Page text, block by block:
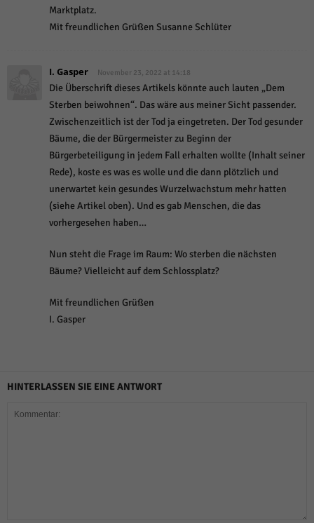
Marktplatz.
Mit freundlichen Grüßen Susanne Schlüter
I. Gasper November 23, 2022 at 14:18
Die Überschrift dieses Artikels könnte auch lauten „Dem
Sterben beiwohnen“. Das wäre aus meiner Sicht passender.
Zwischenzeitlich ist der Tod ja eingetreten. Der Tod gesunder
Bäume, die der Bürgermeister zu Beginn der
Bürgerbeteiligung in jedem Fall erhalten wollte (Inhalt seiner
Rede), koste es was es wolle und die dann plötzlich und
unerwartet kein gesundes Wurzelwachstum mehr hatten
(siehe Artikel oben). Und es gab Menschen, die das
vorhergesehen haben…
Nun steht die Frage im Raum: Wo sterben die nächsten
Bäume? Vielleicht auf dem Schlossplatz?
Mit freundlichen Grüßen
I. Gasper
HINTERLASSEN SIE EINE ANTWORT